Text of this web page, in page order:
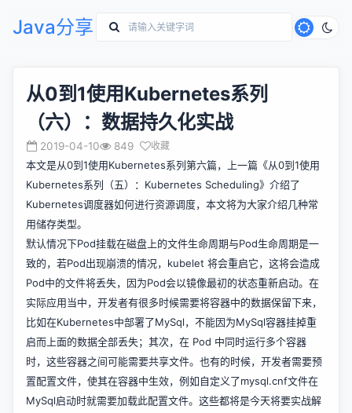
Java分享
从0到1使用Kubernetes系列
（六）：数据持久化实战
2019-04-10 849 收藏
本文是从0到1使用Kubernetes系列第六篇，上一篇《从0到1使用
Kubernetes系列（五）：Kubernetes Scheduling》介绍了
Kubernetes调度器如何进行资源调度，本文将为大家介绍几种常
用储存类型。
默认情况下Pod挂载在磁盘上的文件生命周期与Pod生命周期是一
致的，若Pod出现崩溃的情况，kubelet 将会重启它，这将会造成
Pod中的文件将丢失，因为Pod会以镜像最初的状态重新启动。在
实际应用当中，开发者有很多时候需要将容器中的数据保留下来，
比如在Kubernetes中部署了MySql，不能因为MySql容器挂掉重
启而上面的数据全部丢失；其次，在 Pod 中同时运行多个容器
时，这些容器之间可能需要共享文件。也有的时候，开发者需要预
置配置文件，使其在容器中生效，例如自定义了mysql.cnf文件在
MySql启动时就需要加载此配置文件。这些都将是今天将要实战解